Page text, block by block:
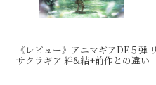
《レビュー》アニマギアDE５弾
サクラギア 絆&結+前作との違い